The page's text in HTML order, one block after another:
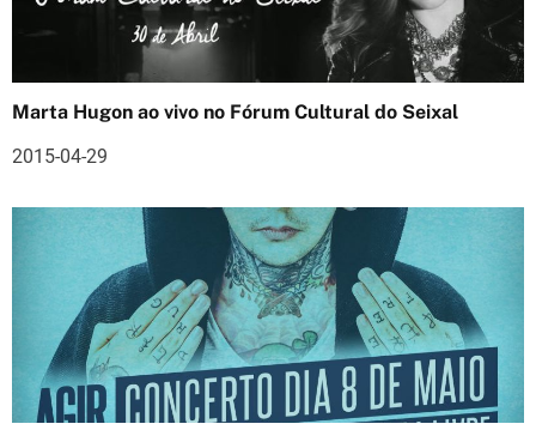
o
s
Marta Hugon ao vivo no Fórum Cultural do Seixal
2015-04-29